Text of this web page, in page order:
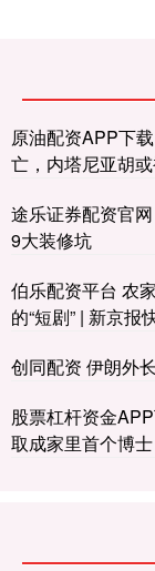
原油配资APP下
亡，内塔尼亚胡
途乐证券配资官
9大装修坑
伯乐配资平台 农
的“短剧” | 新京报
创同配资 伊朗外
股票杠杆资金
取成家里首个博士